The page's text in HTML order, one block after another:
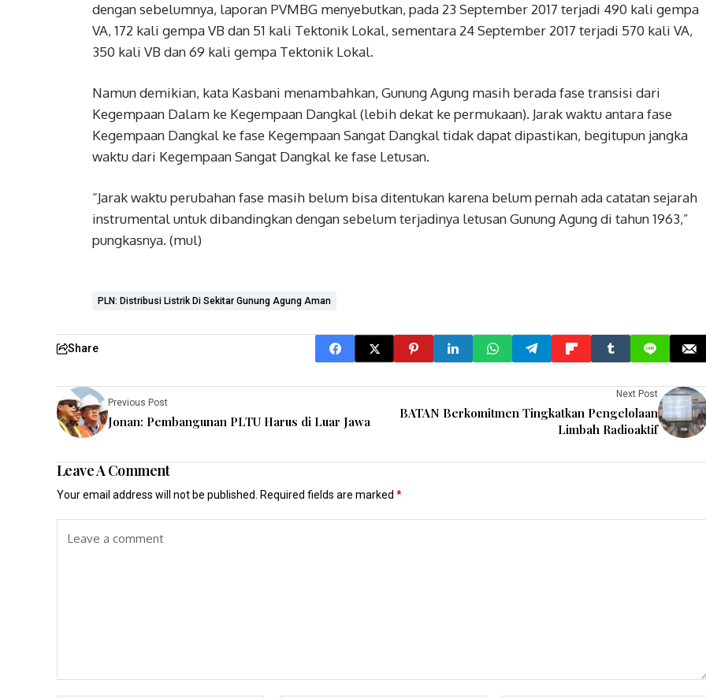
dengan sebelumnya, laporan PVMBG menyebutkan, pada 23 September 2017 terjadi 490 kali gempa
VA, 172 kali gempa VB dan 51 kali Tektonik Lokal, sementara 24 September 2017 terjadi 570 kali VA,
350 kali VB dan 69 kali gempa Tektonik Lokal.
Namun demikian, kata Kasbani menambahkan, Gunung Agung masih berada fase transisi dari
Kegempaan Dalam ke Kegempaan Dangkal (lebih dekat ke permukaan). Jarak waktu antara fase
Kegempaan Dangkal ke fase Kegempaan Sangat Dangkal tidak dapat dipastikan, begitupun jangka
waktu dari Kegempaan Sangat Dangkal ke fase Letusan.
“Jarak waktu perubahan fase masih belum bisa ditentukan karena belum pernah ada catatan sejarah
instrumental untuk dibandingkan dengan sebelum terjadinya letusan Gunung Agung di tahun 1963,”
pungkasnya. (mul)
PLN: Distribusi Listrik Di Sekitar Gunung Agung Aman
Share
Previous Post
Jonan: Pembangunan PLTU Harus di Luar Jawa
Next Post
BATAN Berkomitmen Tingkatkan Pengelolaan
Limbah Radioaktif
Leave A Comment
Your email address will not be published. Required fields are marked *